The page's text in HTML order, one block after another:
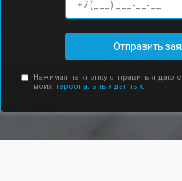
Отправить
Нажимая на кнопку отправить я даю
моих персональных данных.